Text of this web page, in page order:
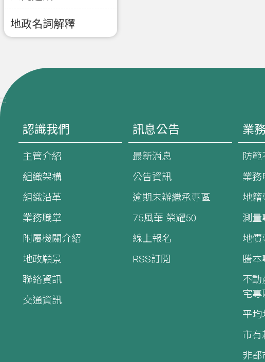
地政名詞解釋
:::
認識我們
主管介紹
組織架構
組織沿革
業務職掌
附屬機關介紹
地政願景
聯絡資訊
交通資訊
訊息公告
最新消息
公告資訊
逾期未辦繼承專區
75風華·榮耀50
線上報名
RSS訂閱
業
防
業務
地籍
測量
地價
謄本
不動
宅專
平均
市有
非都